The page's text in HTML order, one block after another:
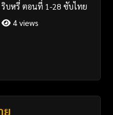
ริบหรี่ ตอนที่ 1-28 ซับไทย
4 views
ย